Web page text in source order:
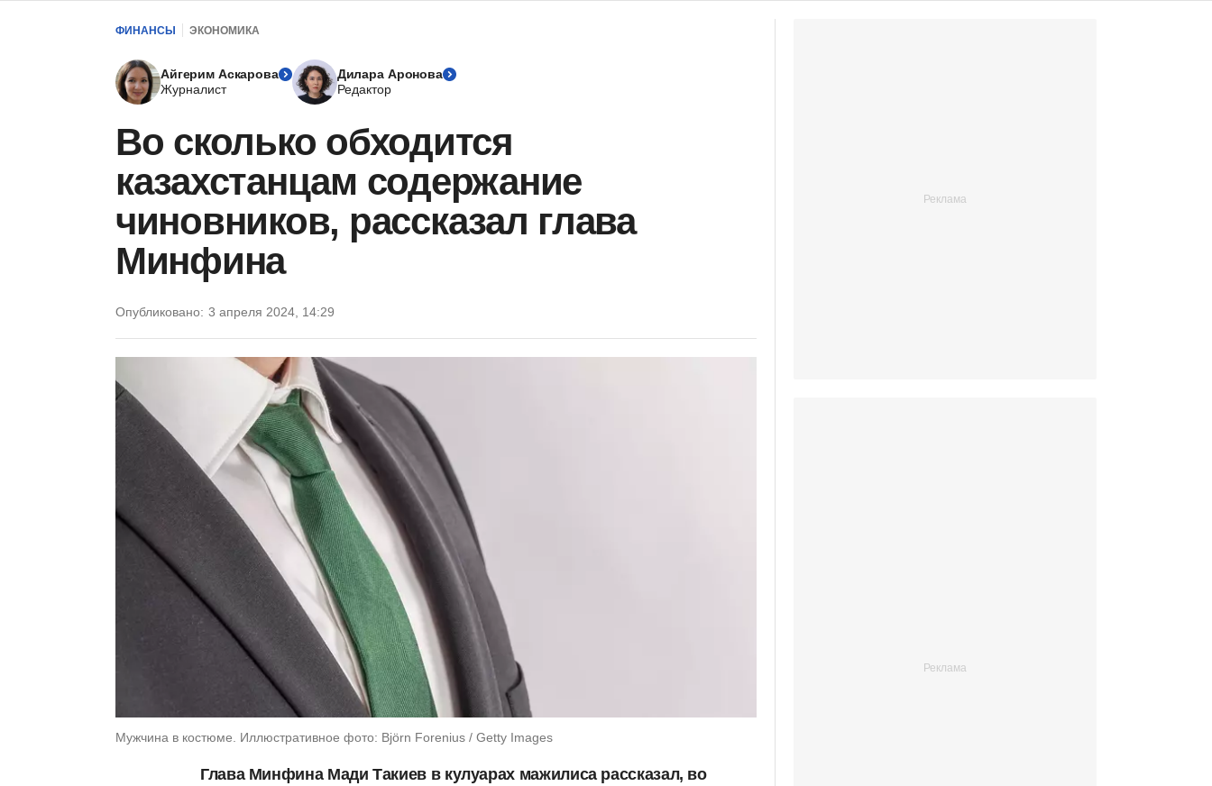
ФИНАНСЫ ЭКОНОМИКА
Айгерим Аскарова
Журналист
Дилара Аронова
Редактор
Во сколько обходится
казахстанцам содержание
чиновников, рассказал глава
Минфина
Опубликовано: 3 апреля 2024, 14:29
Мужчина в костюме. Иллюстративное фото: Björn Forenius / Getty Images
Глава Минфина Мади Такиев в кулуарах мажилиса рассказал, во